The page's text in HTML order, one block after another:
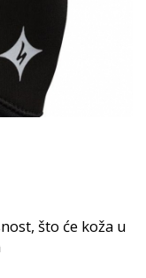
što će koža u